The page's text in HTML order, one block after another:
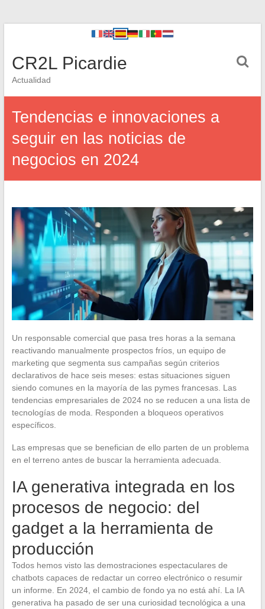
CR2L Picardie
Actualidad
Tendencias e innovaciones a
seguir en las noticias de
negocios en 2024
Un responsable comercial que pasa tres horas a la semana
reactivando manualmente prospectos fríos, un equipo de
marketing que segmenta sus campañas según criterios
declarativos de hace seis meses: estas situaciones siguen
siendo comunes en la mayoría de las pymes francesas. Las
tendencias empresariales de 2024 no se reducen a una lista de
tecnologías de moda. Responden a bloqueos operativos
específicos.
Las empresas que se benefician de ello parten de un problema
en el terreno antes de buscar la herramienta adecuada.
IA generativa integrada en los
procesos de negocio: del
gadget a la herramienta de
producción
Todos hemos visto las demostraciones espectaculares de
chatbots capaces de redactar un correo electrónico o resumir
un informe. En 2024, el cambio de fondo ya no está ahí. La IA
generativa ha pasado de ser una curiosidad tecnológica a una